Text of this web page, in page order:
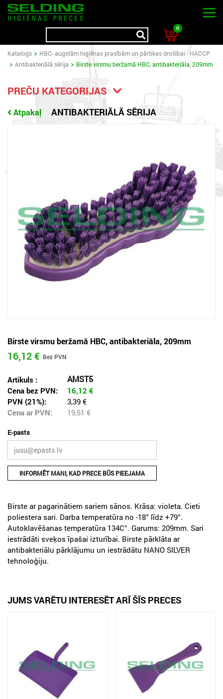
0
Katalogs
HBC- augstām higiēnas prasībām un pārtikas drošībai - HACCP
Antibakteriālā sērija
Birste virsmu beržamā HBC, antibakteriāla, 209mm
PREČU KATEGORIJAS
Atpakaļ ANTIBAKTERIĀLĀ SĒRIJA
Birste virsmu beržamā HBC, antibakteriāla, 209mm
16,12 €
Artikuls : AMST5
Cena bez PVN: 16,12 €
PVN (21%):
3,39 €
Cena ar PVN:
19,51 €
E-pasts
INFORMĒT MANI, KAD PRECE BŪS PIEEJAMA
Birste ar pagarinātiem sariem sānos. Krāsa: violeta. Cieti
poliestera sari. Darba temperatūra no -18° līdz +79°.
Autoklavēšanas temperatūra 134C°. Garums: 209mm. Sari
iestrādāti sveķos īpašai izturībai. Birste pārklāta ar
antibakteriālu pārklājumu un iestrādātu NANO SILVER
tehnoloģiju.
JUMS VARĒTU INTERESĒT ARĪ ŠĪS PRECES